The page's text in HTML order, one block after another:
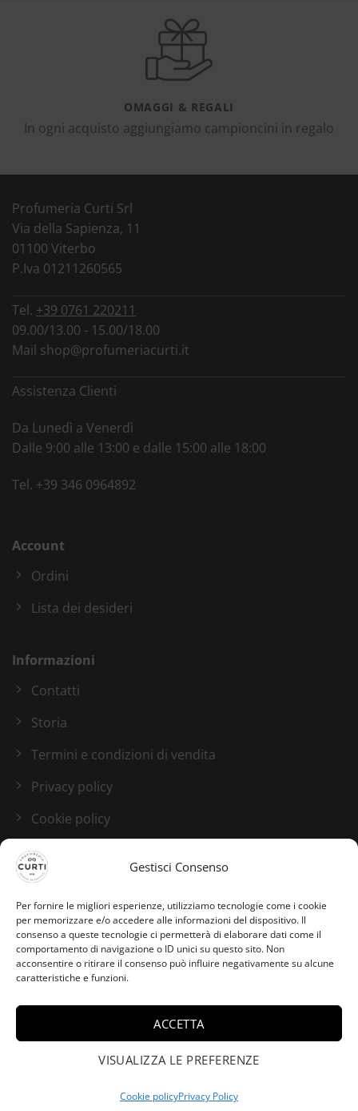
Gestisci Consenso
Per fornire le migliori esperienze, utilizziamo tecnologie come i cookie
per memorizzare e/o accedere alle informazioni del dispositivo. Il
consenso a queste tecnologie ci permetterà di elaborare dati come il
comportamento di navigazione o ID unici su questo sito. Non
acconsentire o ritirare il consenso può influire negativamente su alcune
caratteristiche e funzioni.
ACCETTA
VISUALIZZA LE PREFERENZE
Cookie policyPrivacy Policy
OMAGGI & REGALI
In ogni acquisto aggiungiamo campioncini in regalo
Profumeria Curti Srl
Via della Sapienza, 11
01100 Viterbo
P.Iva 01211260565
Tel. +39 0761 220211
09.00/13.00 - 15.00/18.00
Mail shop@profumeriacurti.it
Assistenza Clienti
Da Lunedì a Venerdì
Dalle 9:00 alle 13:00 e dalle 15:00 alle 18:00
Tel. +39 346 0964892
Account
Ordini
Lista dei desideri
Informazioni
Contatti
Storia
Termini e condizioni di vendita
Privacy policy
Cookie policy
Blog
I nostri canali social
Credits:Studio GTomasselli.it
Giorgia da Tarquinia Lido
ha acquistato Aventus for
2ml.